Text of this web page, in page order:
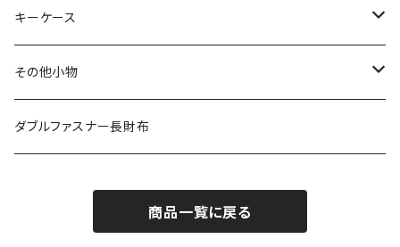
その他の革
エレファント
その他の革
リザード
エレファント
その他の革
シャーク
リザード
エレファント
オーストリッチ
シャーク
リザード
ダイヤモンドパイソン
オーストリッチ
シャーク
クロコダイル
ダイヤモンドパイソン
オーストリッチ
キーケース
クロコダイル
ダイヤモンドパイソン
その他小物
クロコダイル
オーストリッチ
ダブルファスナー長財布
商品一覧に戻る